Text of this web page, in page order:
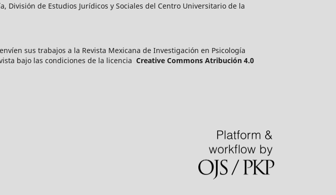
División de Estudios Jurídicos y Sociales del Centro Universitario de la
sus trabajos a la Revista Mexicana de Investigación en Psicología
bajo las condiciones de la licencia Creative Commons Atribución 4.0